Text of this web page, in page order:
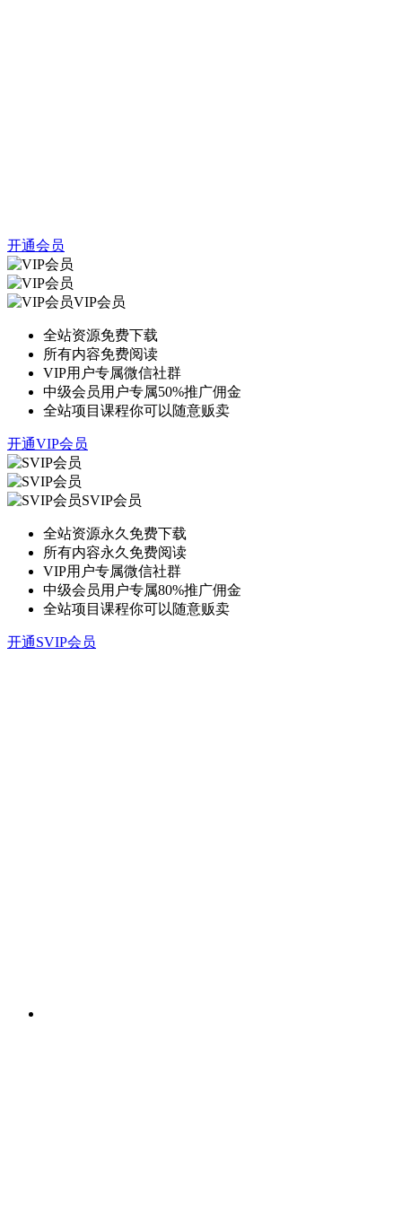
开通会员
VIP会员
全站资源免费下载
所有内容免费阅读
VIP用户专属微信社群
中级会员用户专属50%推广佣金
全站项目课程你可以随意贩卖
开通VIP会员
SVIP会员
全站资源永久免费下载
所有内容永久免费阅读
VIP用户专属微信社群
中级会员用户专属80%推广佣金
全站项目课程你可以随意贩卖
开通SVIP会员